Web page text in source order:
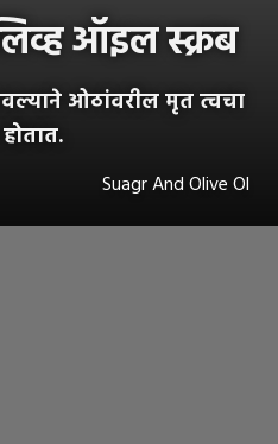
ऑइल स्क्रब
ओठांवरील मृत त्वचा
Suagr And Olive Ol